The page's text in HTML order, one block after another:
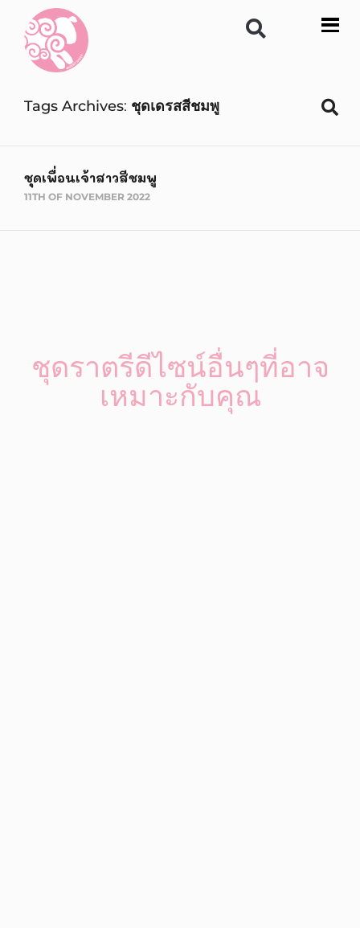
Tags Archives ชุดเดรสสีชมพู
ชุดเพื่อนเจ้าสาวสีชมพู
11TH OF NOVEMBER 2022
ชุดราตรีดีไซน์อื่นๆที่อาจ
เหมาะกับคุณ